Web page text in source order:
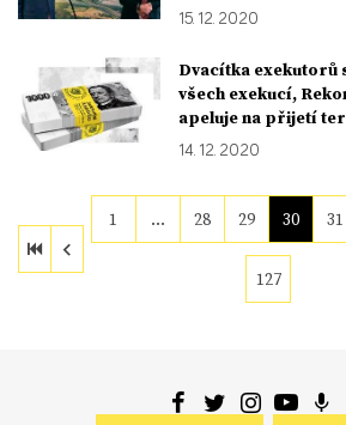
15. 12. 2020
Dvacítka exekutorů
všech exekucí,
apeluje na přijetí
14. 12. 2020
1 … 28 29 30 31
127